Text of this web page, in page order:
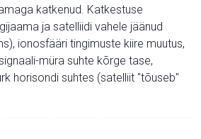
katkenud. Katkestuse
ja satelliidi vahele jäänud
ionosfääri tingimuste kiire muutus,
müra suhte kõrge tase,
horisondi suhtes (satelliit "tõuseb"